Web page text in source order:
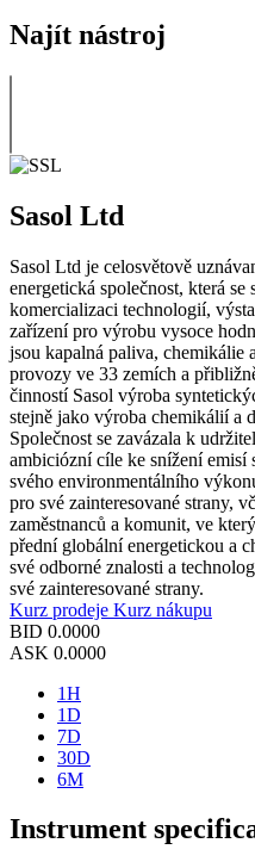
Najít nástroj
Sasol Ltd
Sasol Ltd je celosvětově
energetická společnost, která
komercializaci technologií,
zařízení pro výrobu vysoce
jsou kapalná paliva, chemikálie
provozy ve 33 zemích a
činností Sasol výroba
stejně jako výroba chemikálií a
Společnost se zavázala k
ambiciózní cíle ke snížení
svého environmentálního
pro své zainteresované strany,
zaměstnanců a komunit, ve
přední globální energetickou a
své odborné znalosti a
své zainteresované strany.
Kurz prodeje Kurz nákupu
BID 0.0000
ASK 0.0000
1H
1D
7D
30D
6M
Instrument